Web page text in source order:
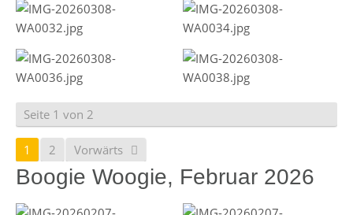
Seite 1 von 2
1 2 Vorwärts
Boogie Woogie, Februar 2026